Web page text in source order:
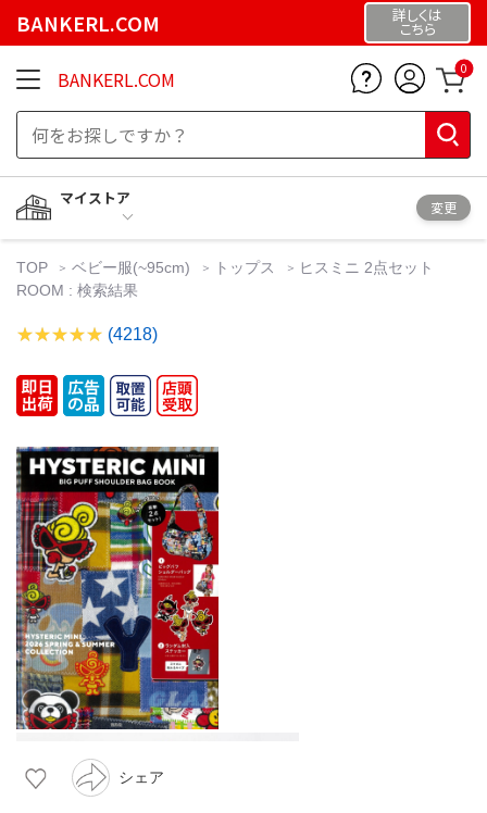
BANKERL.COM 詳しくは
こちら
BANKERL.COM 0
マイストア
変更
TOP ベビー服(~95cm) トップス
ヒスミニ 2点セット
ROOM : 検索結果
(4218)
シェア